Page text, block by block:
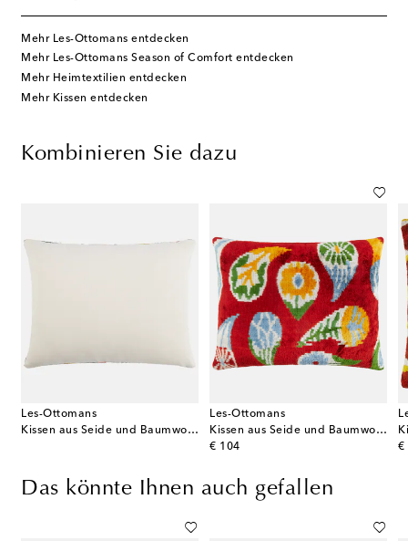
Mehr Les-Ottomans entdecken
Mehr Les-Ottomans Season of Comfort entdecken
Mehr Heimtextilien entdecken
Mehr Kissen entdecken
Kombinieren Sie dazu
Les-Ottomans
Kissen aus Seide und Baumwolle
Les-Ottomans
Kissen aus Seide und Baumwolle
€ 104
original price €
Das könnte Ihnen auch gefallen